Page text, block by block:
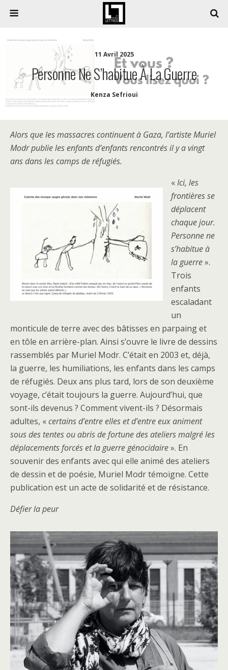
11 Avril 2025
Personne Ne S’habitue À La Guerre
Kenza Sefrioui
Alors que les massacres continuent à Gaza, l’artiste Muriel
Modr publie les enfants d’enfants rencontrés il y a vingt
ans dans les camps de réfugiés.
«Ici, les
frontières se
déplacent
chaque jour.
Personne ne
s’habitue à
la guerre».
Trois
enfants
escaladant
un
monticule de terre avec des bâtisses en parpaing et
en tôle en arrière-plan. Ainsi s’ouvre le livre de dessins
rassemblés par Muriel Modr. C’était en 2003 et, déjà,
la guerre, les humiliations, les enfants dans les camps
de réfugiés. Deux ans plus tard, lors de son deuxième
voyage, c’était toujours la guerre. Aujourd’hui, que
sont-ils devenus ? Comment vivent-ils ? Désormais
adultes, «certains d’entre elles et d’entre eux animent
sous des tentes ou abris de fortune des ateliers malgré les
déplacements forcés et la guerre génocidaire». En
souvenir des enfants avec qui elle animé des ateliers
de dessin et de poésie, Muriel Modr témoigne. Cette
publication est un acte de solidarité et de résistance.
Défier la peur